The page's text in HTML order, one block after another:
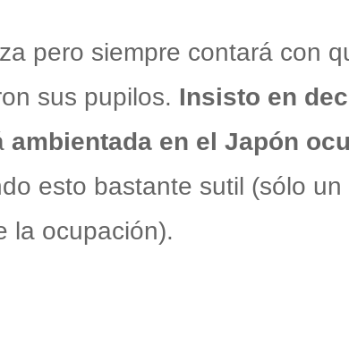
pero siempre contará con
sus pupilos. Insisto en
ambientada en el Japón
esto bastante sutil (sólo un
la ocupación).